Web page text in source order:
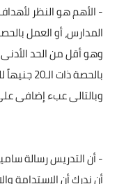
- الأهم هو النظر
وهو أقل من الحد الأدنى
بالحصة
وبالتالى عبء إضافى
- أن التدريس رسالة
أن ندرك أن الاستدامة